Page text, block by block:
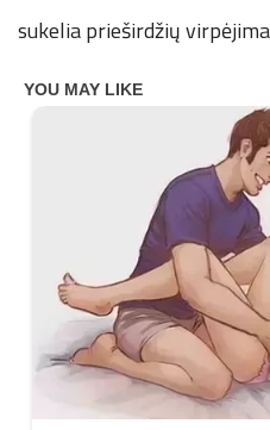
sukelia prieširdžių